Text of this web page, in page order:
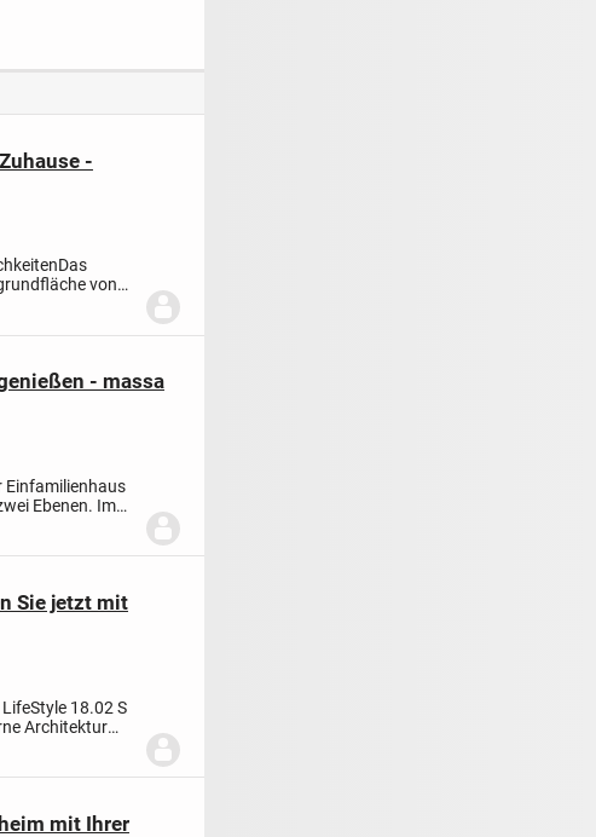
-
Das
von
- massa
Einfamilienhaus
Ebenen. Im
Sie jetzt mit
LifeStyle 18.02 S
Architektur
mit Ihrer